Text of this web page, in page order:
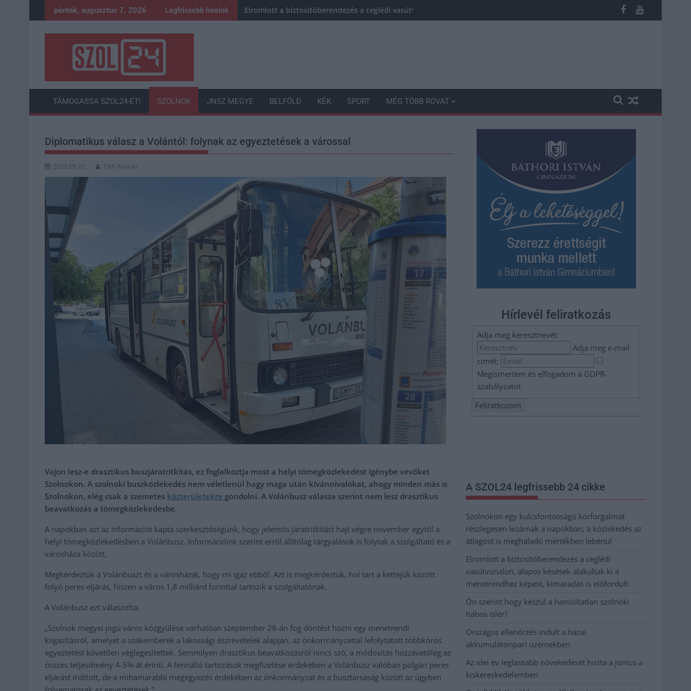
to
péntek, augusztus 7, 2026 Legfrissebb híreink Elromlott a biztosítóberendezés a ceglédi vasútvonalon, alapos késések alakultak ki a menetrendhez képest, kimaradás is
TÁMOGASSA SZOL24-ET! SZOLNOK JNSZ MEGYE BELFÖLD KÉK SPORT MÉG TÖBB ROVAT
Diplomatikus válasz a Volántól: folynak az egyeztetések a várossal
2023.09.22. Tóth András
Vajon lesz-e drasztikus buszjáratritkítás, ez foglalkoztja most a helyi tömegközlekedést igénybe vevőket
Szolnokon. A szolnoki buszközlekedés nem véletlenül hagy maga után kívánnivalókat, ahogy minden más is
Szolnokon, elég csak a szemetes közterületekre gondolni. A Volánbusz válasza szerint nem lesz drasztikus
beavatkozás a tömegközlekedésbe.
A napokban azt az információt kapta szerkesztőségünk, hogy jelentős járatritkítást hajt végre november egytől a
helyi tömegközlekedésben a Volánbusz. Információink szerint erről állítólag tárgyalások is folytak a szolgáltató és a
városháza között.
Megkérdeztük a Volánbuszt és a városházát, hogy mi igaz ebből. Azt is megkérdeztük, hol tart a kettejük között
folyó peres eljárás, hiszen a város 1,8 milliárd forinttal tartozik a szolgáltatónak.
A Volánbusz ezt válaszolta:
„Szolnok megyei jogú város közgyűlése várhatóan szeptember 28-án fog döntést hozni egy menetrendi
kiigazításról, amelyet a szakemberek a lakossági észrevételek alapján, az önkormányzattal lefolytatott többkörös
egyeztetést követően véglegesítettek. Semmilyen drasztikus beavatkozásról nincs szó, a módosítás hozzávetőleg az
összes teljesítmény 4-5%-át érinti. A fennálló tartozások megfizetése érdekében a Volánbusz valóban polgári peres
eljárást indított, de a mihamarabbi megegyezés érdekében az önkormányzat és a busztársaság között az ügyben
Hírlevél feliratkozás
Adja meg keresztnevét:
Adja meg e-mail
címét:
Megismertem és elfogadom a GDPR-
szabályzatot
A SZOL24 legfrissebb 24 cikke
Szolnokon egy kulcsfontosságú körforgalmat
részlegesen lezárnak a napokban, a közlekedés az
átlagost is meghaladó mértékben lebénul
Elromlott a biztosítóberendezés a ceglédi
vasútvonalon, alapos késések alakultak ki a
menetrendhez képest, kimaradás is előfordult
Ön szerint hogy készül a hamisítatlan szolnoki
habos isler?
Országos ellenőrzés indult a hazai
akkumulátoripari üzemekben
Az idei év leglassabb növekedését hozta a június a
kiskereskedelemben